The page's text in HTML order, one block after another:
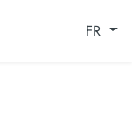
FR